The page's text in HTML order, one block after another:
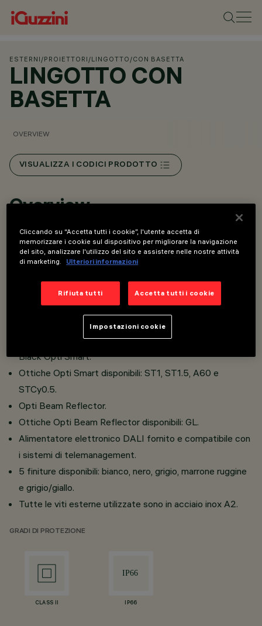
ESTERNI /PROIETTORI /LINGOTTO /CON BASETTA
LINGOTTO CON
BASETTA
OVERVIEW
VISUALIZZA I CODICI PRODOTTO
Overview
Proiettore finalizzato all’impiego di sorgenti luminose led.
Installazione a pavimento, parete e soffitto.
porta-vetro e basetta realizzati in lega di alluminio.
Vetro di chiusura sodico-calcico temprato di spessore
Due tipi di ottiche Opti Smart Lens: White Opti Smart e
Black Opti Smart.
Ottiche Opti Smart disponibili: ST1, ST1.5, A60 e
STCy0.5.
Opti Beam Reflector.
Ottiche Opti Beam Reflector disponibili: GL.
Alimentatore elettronico DALI fornito e compatibile con
i sistemi di telemanagement.
5 finiture disponibili: bianco, nero, grigio, marrone ruggine
e grigio/giallo.
Tutte le viti esterne utilizzate sono in acciaio inox A2.
GRADI DI PROTEZIONE
CLASS II IP66
Cliccando su “Accetta tutti i cookie”, l'utente accetta di
memorizzare i cookie sul dispositivo per migliorare la navigazione
del sito, analizzare l'utilizzo del sito e assistere nelle nostre attività
di marketing.
Ulteriori informazioni
Rifiuta tutti Accetta tutti i cookie
Impostazioni cookie